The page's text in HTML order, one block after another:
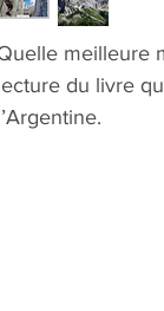
meilleure
du livre